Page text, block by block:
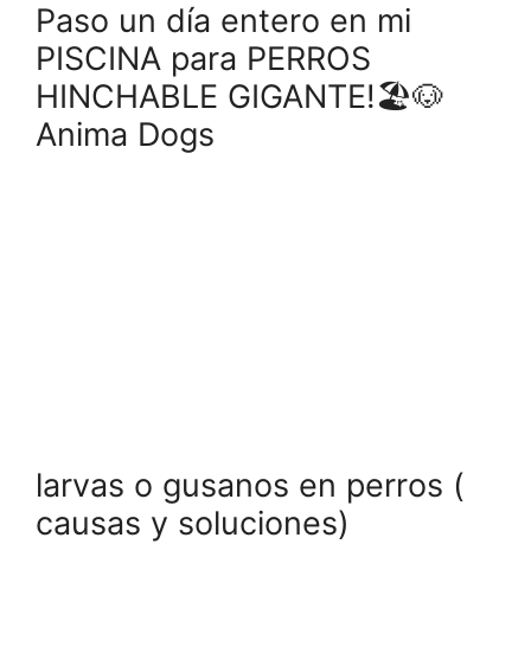
Paso un día entero en mi
PISCINA para PERROS
HINCHABLE GIGANTE!🏖🐶
Anima Dogs
larvas o gusanos en perros (
causas y soluciones)